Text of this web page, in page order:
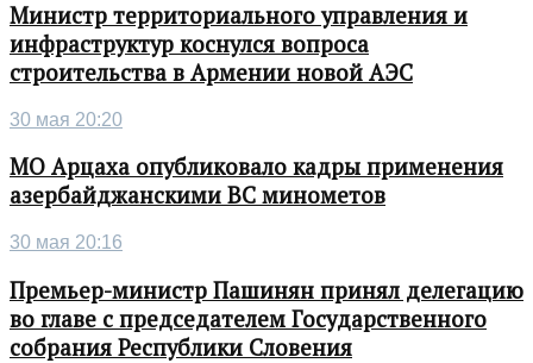
Министр территориального управления и
инфраструктур коснулся вопроса
строительства в Армении новой АЭС
30 мая 20:20
МО Арцаха опубликовало кадры применения
азербайджанскими ВС минометов
30 мая 20:16
Премьер-министр Пашинян принял делегацию
во главе с председателем Государственного
собрания Республики Словения